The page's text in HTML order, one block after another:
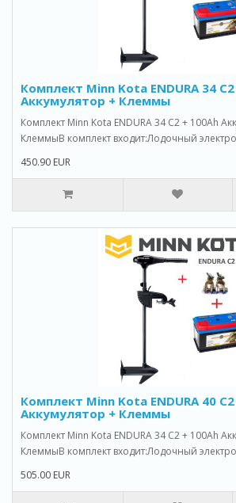
Комплект Minn Kota ENDURA 34
Аккумулятор + Клеммы
Комплект Minn Kota ENDURA 34 C2 + 100Ah
КлеммыВ комплект входит:Лодочный
450.90 EUR
Комплект Minn Kota ENDURA 40
Аккумулятор + Клеммы
Комплект Minn Kota ENDURA 34 C2 + 100Ah
КлеммыВ комплект входит:Лодочный
505.00 EUR